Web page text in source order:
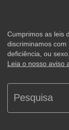
Cumprimos as leis
discriminamos com
deficiência, ou
Leia o nosso aviso